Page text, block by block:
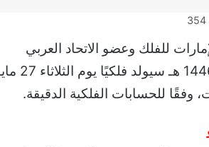
354
للفلك وعضو الاتحاد العربي
لعلوم الفضاء والفلك، أن هلال شهر ذي الحجة لعام 1446 هـ